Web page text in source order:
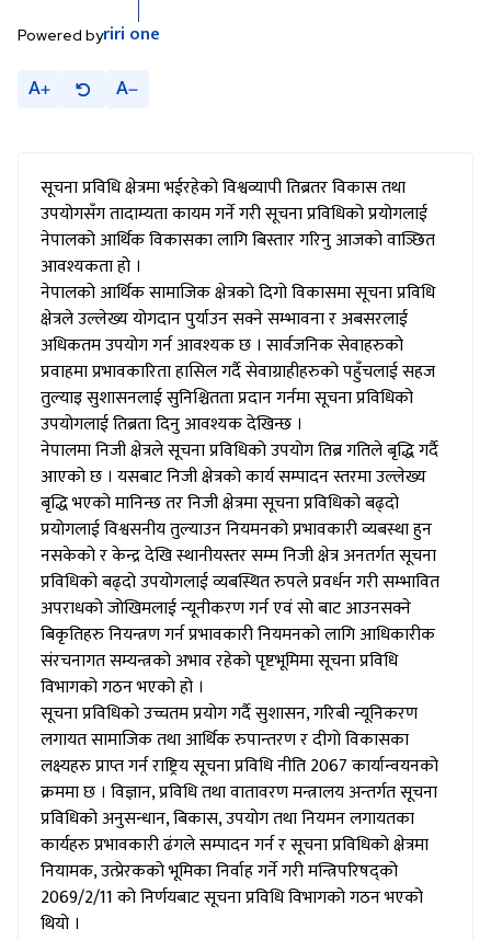
Powered byriri one
A A
सूचना प्रविधि क्षेत्रमा भईरहेको विश्वव्यापी तिब्रतर विकास तथा
उपयोगसँग तादाम्यता कायम गर्ने गरी सूचना प्रविधिको प्रयोगलाई
नेपालको आर्थिक विकासका लागि बिस्तार गरिनु आजको वाञ्छित
आवश्यकता हो ।
नेपालको आर्थिक सामाजिक क्षेत्रको दिगो विकासमा सूचना प्रविधि
क्षेत्रले उल्लेख्य योगदान पुर्याउन सक्ने सम्भावना र अबसरलाई
अधिकतम उपयोग गर्न आवश्यक छ । सार्वजनिक सेवाहरुको
प्रवाहमा प्रभावकारिता हासिल गर्दै सेवाग्राहीहरुको पहुँचलाई सहज
तुल्याइ सुशासनलाई सुनिश्चितता प्रदान गर्नमा सूचना प्रविधिको
उपयोगलाई तिब्रता दिनु आवश्यक देखिन्छ ।
नेपालमा निजी क्षेत्रले सूचना प्रविधिको उपयोग तिब्र गतिले बृद्धि गर्दै
आएको छ । यसबाट निजी क्षेत्रको कार्य सम्पादन स्तरमा उल्लेख्य
बृद्धि भएको मानिन्छ तर निजी क्षेत्रमा सूचना प्रविधिको बढ्दो
प्रयोगलाई विश्वसनीय तुल्याउन नियमनको प्रभावकारी व्यबस्था हुन
नसकेको र केन्द्र देखि स्थानीयस्तर सम्म निजी क्षेत्र अनतर्गत सूचना
प्रविधिको बढ्दो उपयोगलाई व्यबस्थित रुपले प्रवर्धन गरी सम्भावित
अपराधको जोखिमलाई न्यूनीकरण गर्न एवं सो बाट आउनसक्ने
बिकृतिहरु नियन्त्रण गर्न प्रभावकारी नियमनको लागि आधिकारीक
संरचनागत सम्यन्त्रको अभाव रहेको पृष्टभूमिमा सूचना प्रविधि
विभागको गठन भएको हो ।
सूचना प्रविधिको उच्चतम प्रयोग गर्दै सुशासन, गरिबी न्यूनिकरण
लगायत सामाजिक तथा आर्थिक रुपान्तरण र दीगो विकासका
लक्ष्यहरु प्राप्त गर्न राष्ट्रिय सूचना प्रविधि नीति 2067 कार्यान्वयनको
क्रममा छ । विज्ञान, प्रविधि तथा वातावरण मन्त्रालय अन्तर्गत सूचना
प्रविधिको अनुसन्धान, बिकास, उपयोग तथा नियमन लगायतका
कार्यहरु प्रभावकारी ढंगले सम्पादन गर्न र सूचना प्रविधिको क्षेत्रमा
नियामक, उत्प्रेरकको भूमिका निर्वाह गर्ने गरी मन्त्रिपरिषद्को
2069/2/11 को निर्णयबाट सूचना प्रविधि विभागको गठन भएको
थियो ।